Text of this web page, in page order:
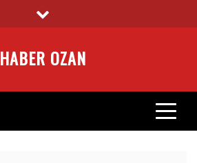
HABER OZAN